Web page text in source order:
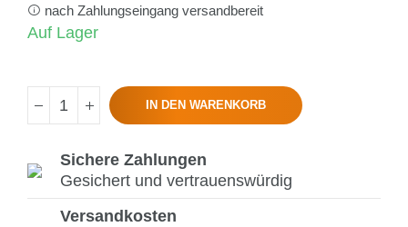
nach Zahlungseingang versandbereit
Auf Lager
IN DEN WARENKORB
Sichere Zahlungen
Gesichert und vertrauenswürdig
Versandkosten